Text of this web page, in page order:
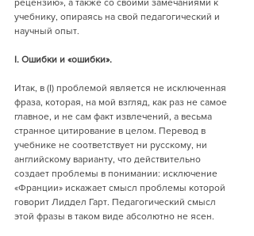
рецензию», а также со своими замечаниями к
учебнику, опираясь на свой педагогический и
научный опыт.
I. Ошибки и «ошибки».
Итак, в (I) проблемой является не исключенная
фраза, которая, на мой взгляд, как раз не самое
главное, и не сам факт извлечений, а весьма
странное цитирование в целом. Перевод в
учебнике не соответствует ни русскому, ни
английскому варианту, что действительно
создает проблемы в понимании: исключение
«Франции» искажает смысл проблемы которой
говорит Лиддел Гарт. Педагогический смысл
этой фразы в таком виде абсолютно не ясен.